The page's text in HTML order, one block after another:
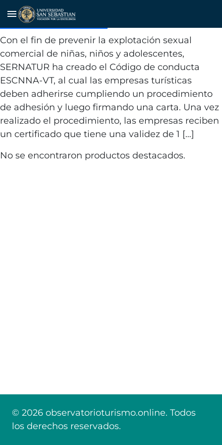
menu
Prevención de la explotacion y
comercio sexual
Con el fin de prevenir la explotación sexual
comercial de niñas, niños y adolescentes,
SERNATUR ha creado el Código de conducta
ESCNNA-VT, al cual las empresas turísticas
deben adherirse cumpliendo un procedimiento
de adhesión y luego firmando una carta. Una vez
realizado el procedimiento, las empresas reciben
un certificado que tiene una validez de 1 […]
No se encontraron productos destacados.
© 2026 observatorioturismo.online. Todos
los derechos reservados.